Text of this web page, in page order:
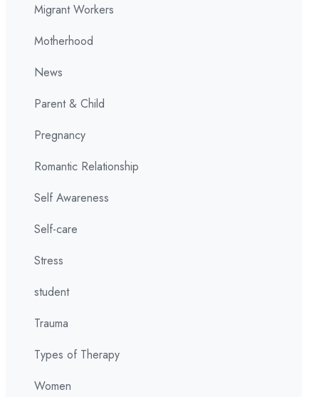
Migrant Workers
Motherhood
News
Parent & Child
Pregnancy
Romantic Relationship
Self Awareness
Self-care
Stress
student
Trauma
Types of Therapy
Women